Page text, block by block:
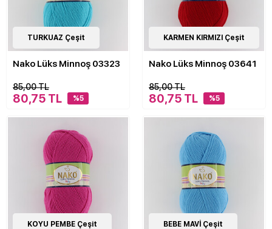
21Çeşit
TURKUAZ Çeşit
Nako Lüks Minnoş 03323
85,00 TL
80,75 TL %5
21Çeşit
KARMEN KIRMIZI Çeşit
Nako Lüks Minnoş 03641
85,00 TL
80,75 TL %5
21Çeşit
KOYU PEMBE Çeşit 21Çeşit
BEBE MAVİ Çeşit